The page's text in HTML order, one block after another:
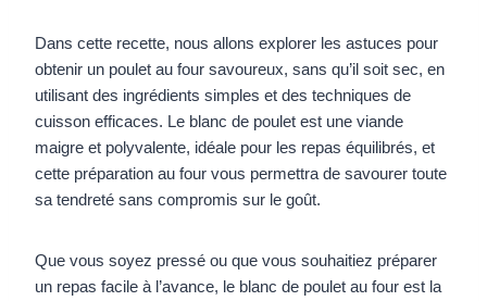
Dans cette recette, nous allons explorer les astuces pour
obtenir un poulet au four savoureux, sans qu’il soit sec, en
utilisant des ingrédients simples et des techniques de
cuisson efficaces. Le blanc de poulet est une viande
maigre et polyvalente, idéale pour les repas équilibrés, et
cette préparation au four vous permettra de savourer toute
sa tendreté sans compromis sur le goût.
Que vous soyez pressé ou que vous souhaitiez préparer
un repas facile à l’avance, le blanc de poulet au four est la